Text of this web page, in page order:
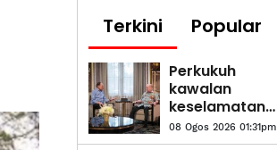
Terkini Popular
Perkukuh
kawalan
keselamatan
semua
lapangan
08 Ogos 2026 01:31pm